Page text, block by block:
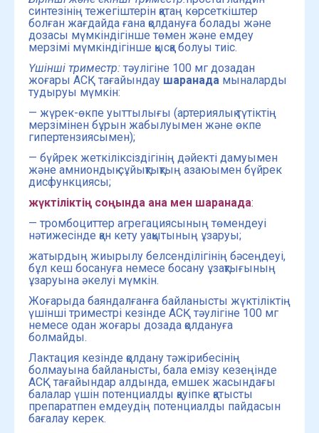
синтезінің тежегіштерін қатаң көрсеткіштер
болған жағдайда ғана қолдануға болады және
дозасы мүмкіндігінше төмен және емдеу
мерзімі мүмкіндігінше қысқа болуы тиіс.
Үшінші триместр: тәулігіне 100 мг дозадан
жоғары АСҚ тағайындау шаранада мыналарды
тудыруы мүмкін:
— жүрек-өкпе уыттылығы (артериялық түтіктің
мерзімінен бұрын жабылуымен және өкпе
гипертензиясымен);
— бүйрек жеткіліксіздігінің дәйекті дамуымен
және амниондық сұйықтықтың азаюымен бүйрек
дисфункциясы;
жүктіліктің соңында ана мен шаранада:
— тромбоциттер агрегациясының төмендеуі
нәтижесінде қан кету уақытының ұзаруы;
жатырдың жиырылу белсенділігінің бәсеңдеуі,
бұл кеш босануға немесе босану ұзақтығының
ұзаруына әкелуі мүмкін.
Жоғарыда баяндалғанға байланысты жүктіліктің
үшінші триместрі кезінде АСҚ тәулігіне 100 мг
немесе одан жоғары дозада қолдануға
болмайды.
Лактация кезінде қолдану тәжірибесінің
болмауына байланысты, бала емізу кезеңінде
АСҚ тағайындар алдында, емшек жасындағы
балалар үшін потенциалды қауіпке қатысты
препаратпен емдеудің потенциалды пайдасын
бағалау керек.